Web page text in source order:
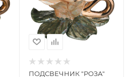
ПОДСВЕЧНИК "РОЗА"